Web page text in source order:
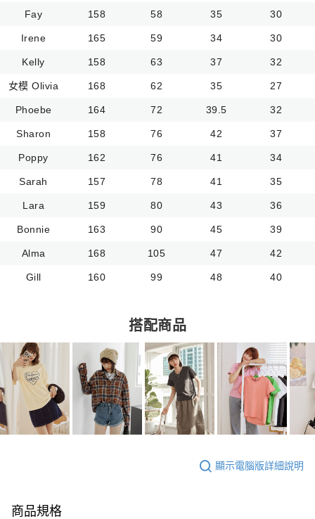
Fay 158 58 35 30
Irene 165 59 34 30
Kelly 158 63 37 32
女模 Olivia 168 62 35 27
Phoebe 164 72 39.5 32
Sharon 158 76 42 37
Poppy 162 76 41 34
Sarah 157 78 41 35
Lara 159 80 43 36
Bonnie 163 90 45 39
Alma 168 105 47 42
Gill 160 99 48 40
搭配商品
顯示電腦版詳細說明
商品規格